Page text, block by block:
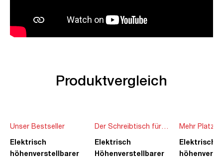
Produktvergleich
Unser Bestseller
Elektrisch
höhenverstellbarer
Der Schreibtisch für
die ganze Familie
Elektrisch
Höhenverstellbarer
Mehr Platz
Ideen
Elektrisch